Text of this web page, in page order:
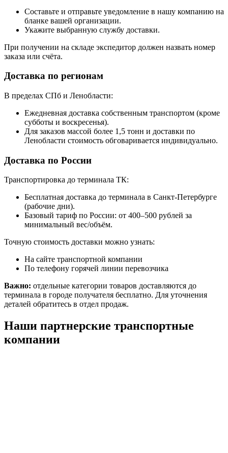
Составьте и отправьте уведомление в нашу компанию на
бланке вашей организации.
Укажите выбранную службу доставки.
При получении на складе экспедитор должен назвать номер
заказа или счёта.
Доставка по регионам
В пределах СПб и Ленобласти:
Ежедневная доставка собственным транспортом (кроме
субботы и воскресенья).
Для заказов массой более 1,5 тонн и доставки по
Ленобласти стоимость обговаривается индивидуально.
Доставка по России
Транспортировка до терминала ТК:
Бесплатная доставка до терминала в Санкт-Петербурге
(рабочие дни).
Базовый тариф по России: от 400–500 рублей за
минимальный вес/объём.
Точную стоимость доставки можно узнать:
На сайте транспортной компании
По телефону горячей линии перевозчика
Важно: отдельные категории товаров доставляются до
терминала в городе получателя бесплатно. Для уточнения
деталей обратитесь в отдел продаж.
Наши партнерские транспортные
компании